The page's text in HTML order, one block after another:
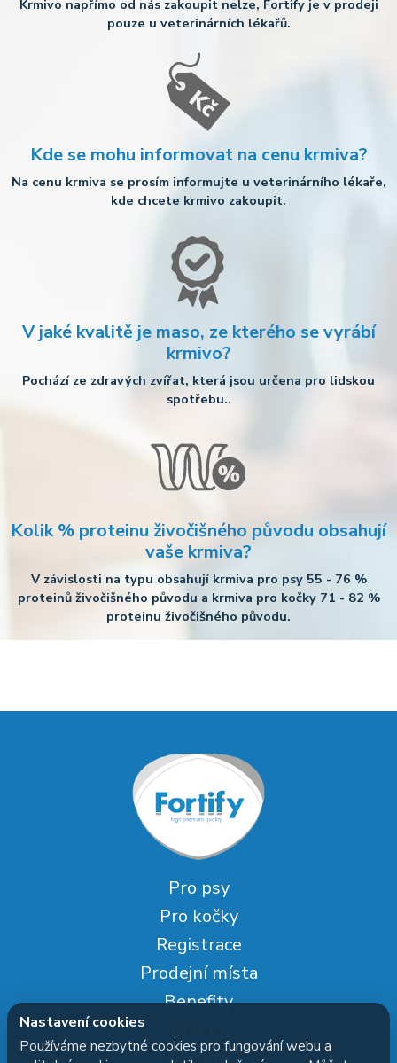
Krmivo napřímo od nás zakoupit nelze, Fortify je v prodeji
pouze u veterinárních lékařů.
Kde se mohu informovat na cenu krmiva?
Na cenu krmiva se prosím informujte u veterinárního lékaře,
kde chcete krmivo zakoupit.
V jaké kvalitě je maso, ze kterého se vyrábí
krmivo?
Pochází ze zdravých zvířat, která jsou určena pro lidskou
spotřebu..
Kolik % proteinu živočišného původu obsahují
vaše krmiva?
V závislosti na typu obsahují krmiva pro psy 55 - 76 %
proteinů živočišného původu a krmiva pro kočky 71 - 82 %
proteinu živočišného původu.
Pro psy
Pro kočky
Registrace
Prodejní místa
Benefity
Aktivity
Nastavení cookies
Používáme nezbytné cookies pro fungování webu a